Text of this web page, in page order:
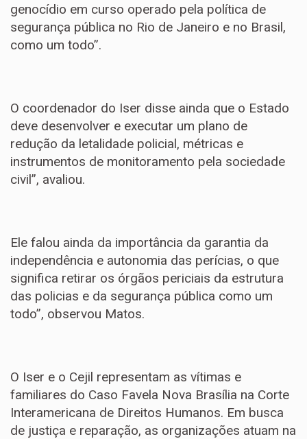
genocídio em curso operado pela política de
segurança pública no Rio de Janeiro e no Brasil,
como um todo”.
O coordenador do Iser disse ainda que o Estado
deve desenvolver e executar um plano de
redução da letalidade policial, métricas e
instrumentos de monitoramento pela sociedade
civil”, avaliou.
Ele falou ainda da importância da garantia da
independência e autonomia das perícias, o que
significa retirar os órgãos periciais da estrutura
das policias e da segurança pública como um
todo”, observou Matos.
O Iser e o Cejil representam as vítimas e
familiares do Caso Favela Nova Brasília na Corte
Interamericana de Direitos Humanos. Em busca
de justiça e reparação, as organizações atuam na